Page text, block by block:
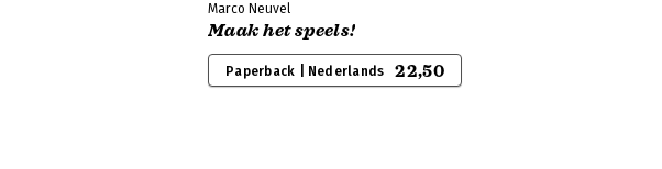
Marco Neuvel
Maak het speels!
Paperback | Nederlands 22,50